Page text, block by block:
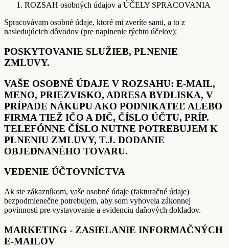
ROZSAH osobných údajov a ÚČELY SPRACOVANIA
Spracovávam osobné údaje, ktoré mi zveríte sami, a to z
nasledujúcich dôvodov (pre naplnenie týchto účelov):
POSKYTOVANIE SLUŽIEB, PLNENIE
ZMLUVY.
VAŠE OSOBNÉ ÚDAJE V ROZSAHU: E-MAIL,
MENO, PRIEZVISKO, ADRESA BYDLISKA, V
PRÍPADE NÁKUPU AKO PODNIKATEĽ ALEBO
FIRMA TIEŽ IČO A DIČ, ČÍSLO ÚČTU, PRÍP.
TELEFÓNNE ČÍSLO NUTNE POTREBUJEM K
PLNENIU ZMLUVY, T.J. DODANIE
OBJEDNANÉHO TOVARU.
VEDENIE ÚČTOVNÍCTVA
Ak ste zákazníkom, vaše osobné údaje (fakturačné údaje)
bezpodmienečne potrebujem, aby som vyhovela zákonnej
povinnosti pre vystavovanie a evidenciu daňových dokladov.
MARKETING - ZASIELANIE INFORMAČNÝCH
E-MAILOV